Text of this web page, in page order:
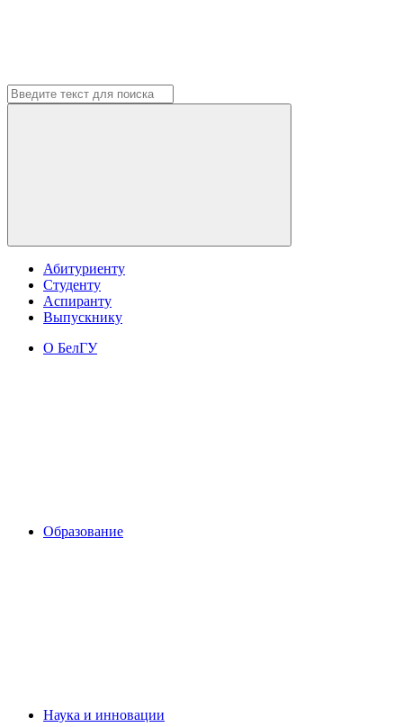
Абитуриенту
Студенту
Аспиранту
Выпускнику
О БелГУ
Образование
Наука и инновации